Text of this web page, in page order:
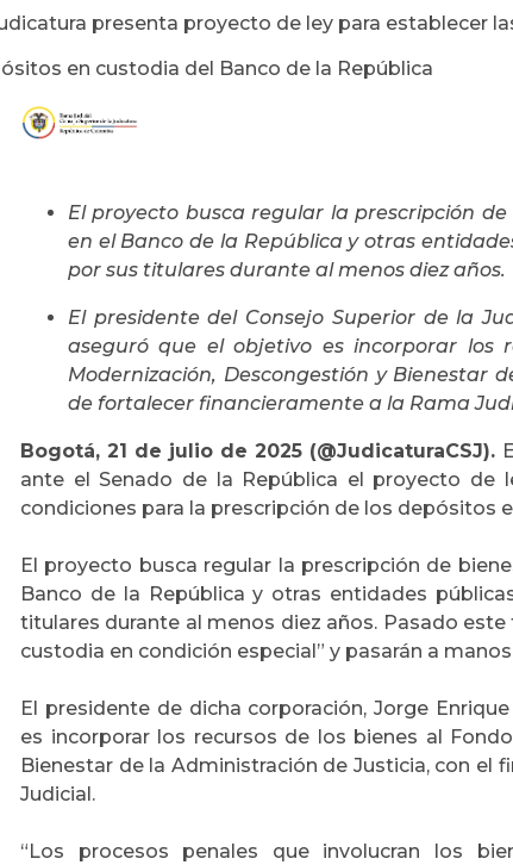
presenta proyecto de ley para establecer
en custodia del Banco de la República
El proyecto busca regular la prescripción
en el Banco de la República y otras
por sus titulares durante al menos diez años.
El presidente del Consejo Superior de la
aseguró que el objetivo es incorporar los
Modernización, Descongestión y Bienestar
de fortalecer financieramente a la Rama
Bogotá, 21 de julio de 2025 (@JudicaturaCSJ).
ante el Senado de la República el proyecto de
condiciones para la prescripción de los depósitos
El proyecto busca regular la prescripción de
Banco de la República y otras entidades
titulares durante al menos diez años. Pasado
custodia en condición especial” y pasarán a
El presidente de dicha corporación, Jorge
es incorporar los recursos de los bienes al
Bienestar de la Administración de Justicia, con el
Judicial.
“Los procesos penales que involucran los